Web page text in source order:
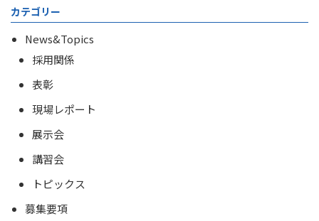
カテゴリー
News&Topics
採用関係
表彰
現場レポート
展示会
講習会
トピックス
募集要項